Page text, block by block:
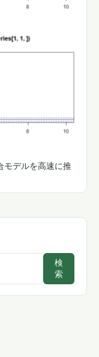
モデルを高速に推
検
索